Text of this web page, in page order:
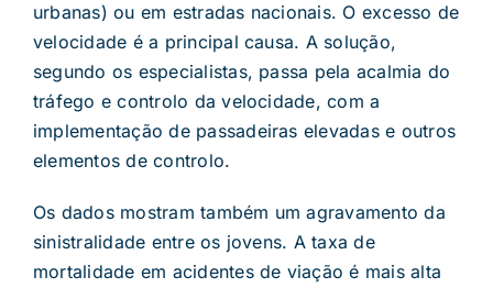
urbanas) ou em estradas nacionais. O excesso de
velocidade é a principal causa. A solução,
segundo os especialistas, passa pela acalmia do
tráfego e controlo da velocidade, com a
implementação de passadeiras elevadas e outros
elementos de controlo.
Os dados mostram também um agravamento da
sinistralidade entre os jovens. A taxa de
mortalidade em acidentes de viação é mais alta